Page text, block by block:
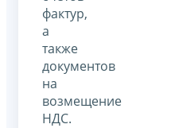
фактур,
а
также
документов
на
возмещение
НДС.